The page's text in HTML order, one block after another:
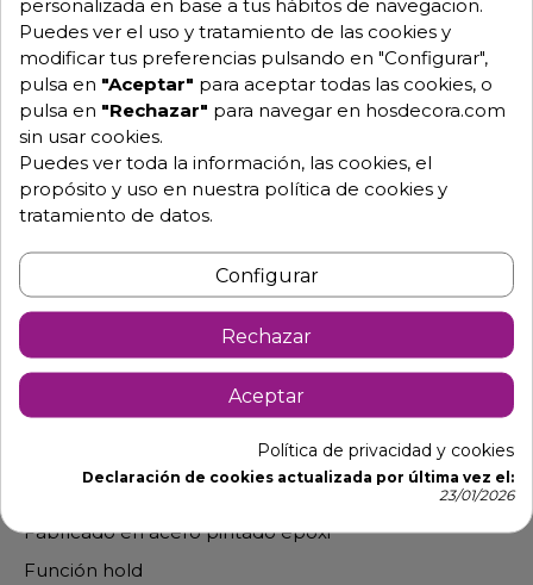
Descripción Detalles de producto
Gancho de pesaje C6-20T
Gancho de peso de grandes pesos para levantar y
pesar objetos de hasta 20000 kg y una resolución de
diez kilos
Anclajes resistentes para levantar objetos grandes
Display LCD con dígitos LED de 30 mm
Gancho de pesaje de alta capacidad: hasta 30
Fabricado en acero pintado epoxi
Función hold
personalizada en base a tus hábitos de navegacion.
Puedes ver el uso y tratamiento de las cookies y
modificar tus preferencias pulsando en "Configurar",
pulsa en "Aceptar" para aceptar todas las cookies, o
pulsa en "Rechazar" para navegar en hosdecora.com
sin usar cookies.
Puedes ver toda la información, las cookies, el
propósito y uso en nuestra política de cookies y
tratamiento de datos.
Configurar
Rechazar
Aceptar
Política de privacidad y cookies
Declaración de cookies actualizada por última vez el:
23/01/2026